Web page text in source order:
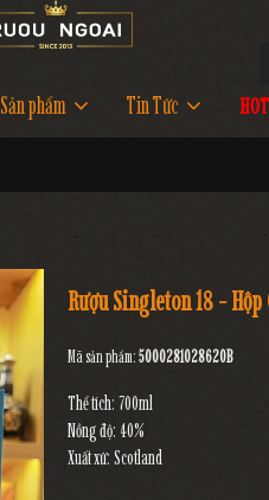
Sản phẩm Tin Tức
Rượu Singleton 18 - Hộp
Mã sản phẩm:5000281028620B
Thể tích: 700ml
Nồng độ: 40%
Xuất xứ: Scotland